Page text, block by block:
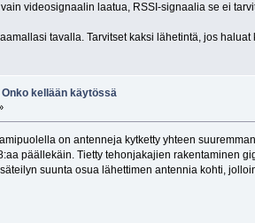
videosignaalin laatua, RSSI-signaalia se ei
tavalla. Tarvitset kaksi lähetintä, jos haluat
kellään käytössä
on antenneja kytketty yhteen
päällekäin. Tietty tehonjakajien rakentaminen
suunta osua lähettimen antennia kohti,